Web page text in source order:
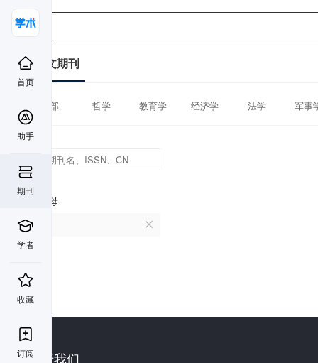
首页
助手
期刊
学者
收藏
订阅
中文期刊
全部 哲学 教育学 经济学 法学 军事
首字母
J
关于我们